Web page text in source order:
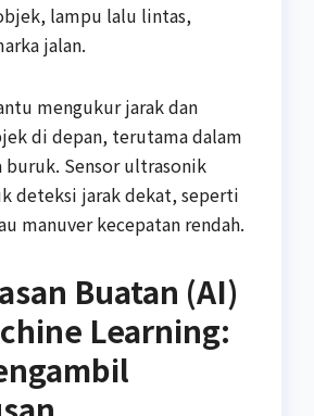
lampu lalu lintas,
jalan.
mengukur jarak dan
di depan, terutama dalam
buruk. Sensor ultrasonik
deteksi jarak dekat, seperti
manuver kecepatan rendah.
Buatan (AI)
Learning: